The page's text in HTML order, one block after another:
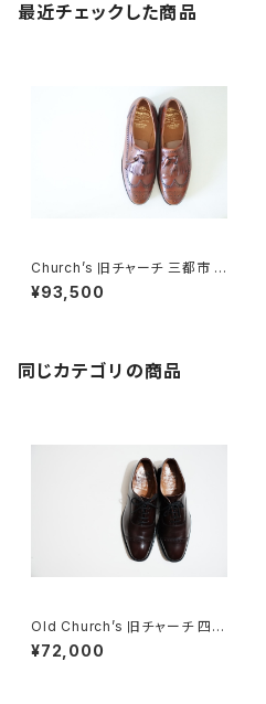
最近チェックした商品
Church’s 旧チャーチ 三都市 D
ORCHESTER デッドストック 1
00F
¥93,500
同じカテゴリの商品
Old Church’s 旧チャーチ 四都
市 BELMONTパンチドキャップ
トウ 85G
¥72,000